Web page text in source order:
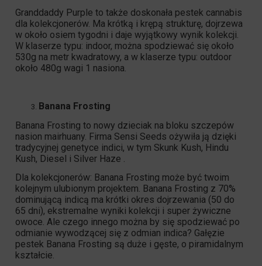
Granddaddy Purple to także doskonała pestek cannabis
dla kolekcjonerów. Ma krótką i krępą strukturę, dojrzewa
w około osiem tygodni i daje wyjątkowy wynik kolekcji.
W klaserze typu: indoor, można spodziewać się około
530g na metr kwadratowy, a w klaserze typu: outdoor
około 480g wagi 1 nasiona.
Banana Frosting
Banana Frosting to nowy dzieciak na bloku szczepów
nasion mairhuany. Firma Sensi Seeds ożywiła ją dzięki
tradycyjnej genetyce indici, w tym Skunk Kush, Hindu
Kush, Diesel i Silver Haze .
Dla kolekcjonerów: Banana Frosting może być twoim
kolejnym ulubionym projektem. Banana Frosting z 70%
dominującą indicą ma krótki okres dojrzewania (50 do
65 dni), ekstremalne wyniki kolekcji i super żywiczne
owoce. Ale czego innego można by się spodziewać po
odmianie wywodzącej się z odmian indica? Gałęzie
pestek Banana Frosting są duże i gęste, o piramidalnym
kształcie.